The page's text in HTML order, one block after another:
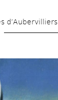
d’Aubervilliers